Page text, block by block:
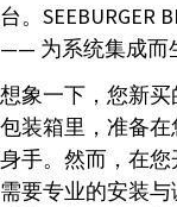
台。SEEBURGER
—— 为系统集成而
想象一下，您新买
包装箱里，准备
身手。然而，在
需要专业的安装